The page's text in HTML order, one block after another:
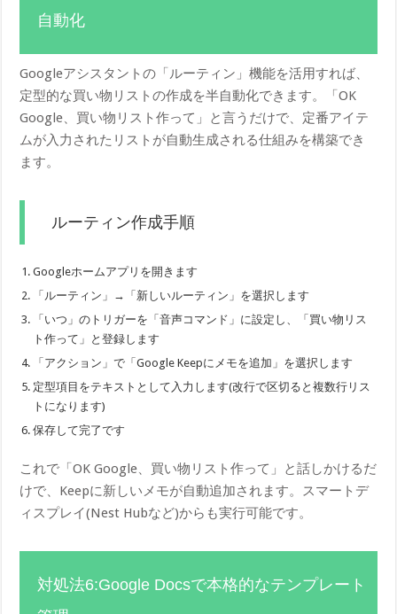
自動化
Googleアシスタントの「ルーティン」機能を活用すれば、
定型的な買い物リストの作成を半自動化できます。「OK
Google、買い物リスト作って」と言うだけで、定番アイテ
ムが入力されたリストが自動生成される仕組みを構築でき
ます。
ルーティン作成手順
Googleホームアプリを開きます
「ルーティン」→「新しいルーティン」を選択します
「いつ」のトリガーを「音声コマンド」に設定し、「買い物リス
ト作って」と登録します
「アクション」で「Google Keepにメモを追加」を選択します
定型項目をテキストとして入力します(改行で区切ると複数行リス
トになります)
保存して完了です
これで「OK Google、買い物リスト作って」と話しかけるだ
けで、Keepに新しいメモが自動追加されます。スマートデ
ィスプレイ(Nest Hubなど)からも実行可能です。
対処法6:Google Docsで本格的なテンプレート